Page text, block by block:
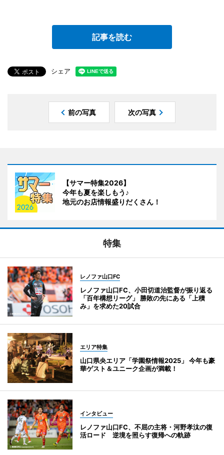
記事を読む
シェア
前の写真 次の写真
【サマー特集2026】
今年も夏を楽しもう♪
地元のお店情報盛りだくさん！
特集
レノファ山口FC
レノファ山口FC、小田切道治監督が振り返る
「百年構想リーグ」 勝敗の先にある「上積
み」を求めた20試合
エリア特集
山口県央エリア「学園祭情報2025」 今年も豪
華ゲスト＆ユニーク企画が満載！
インタビュー
レノファ山口FC、不屈の主将・河野孝汰の復
活ロード 逆境を照らす復帰への軌跡